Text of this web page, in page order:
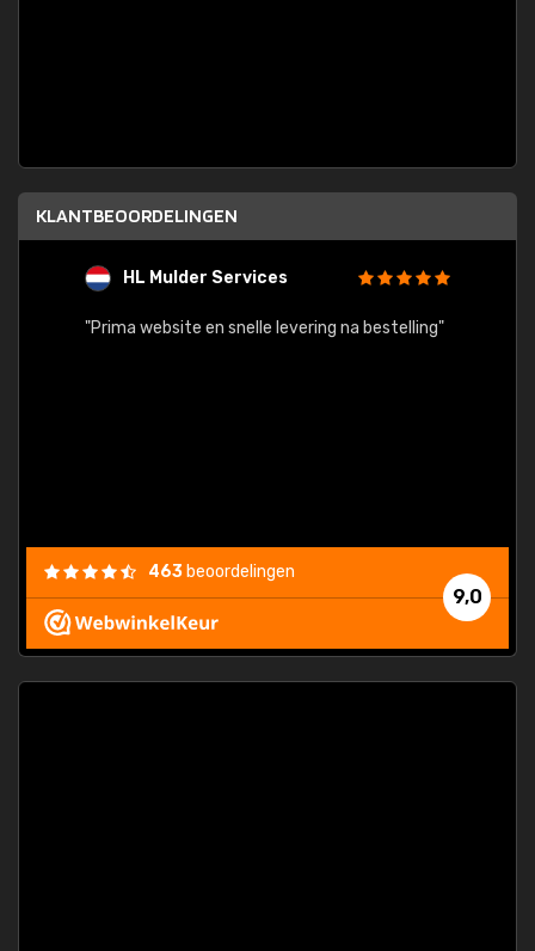
KLANTBEOORDELINGEN
HL Mulder Services
"Prima website en snelle levering na bestelling"
9,0
463 beoordelingen